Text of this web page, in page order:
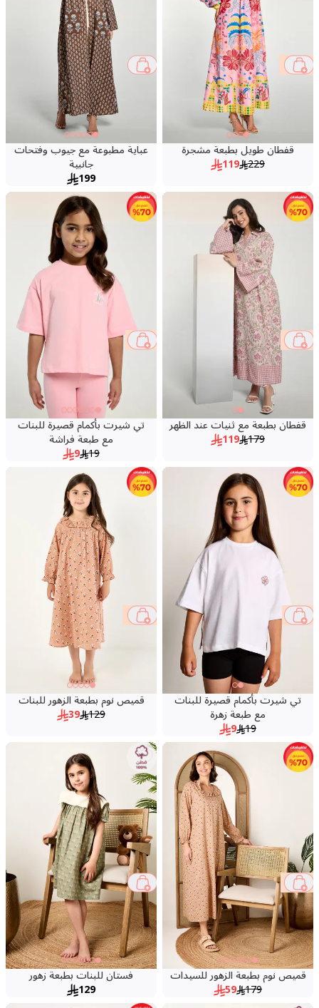
قفطان طويل بطبعة مشجرة
229
119
48 %
عباية مطبوعة مع جيوب وفتحات
جانبية
199
قفطان بطبعة مع ثنيات عند الظهر
179
119
34 %
تي شيرت بأكمام قصيرة للبنات
مع طبعة فراشة
19
9
53 %
تي شيرت بأكمام قصيرة للبنات
مع طبعة زهرة
19
9
53 %
قميص نوم بطبعة الزهور للبنات
129
39
70 %
قميص نوم بطبعة الزهور للسيدات
179
59
67 %
فستان للبنات بطبعة زهور
129